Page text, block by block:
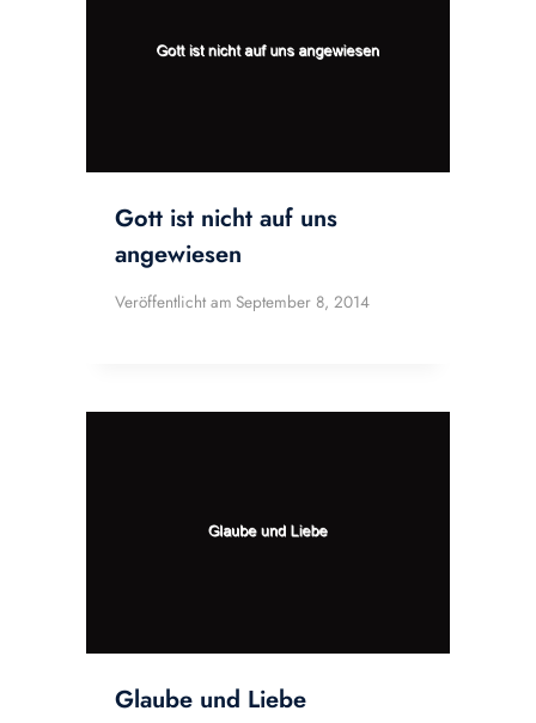
Gott ist nicht auf uns
angewiesen
Veröffentlicht am September 8, 2014
Glaube und Liebe